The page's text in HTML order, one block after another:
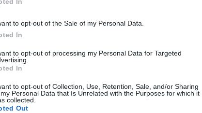
to opt-out of the Sale of my Personal Data.
In
to opt-out of processing my Personal Data for Targeted
In
to opt-out of Collection, Use, Retention, Sale, and/or Sharing
Personal Data that Is Unrelated with the Purposes for which it
collected.
Out